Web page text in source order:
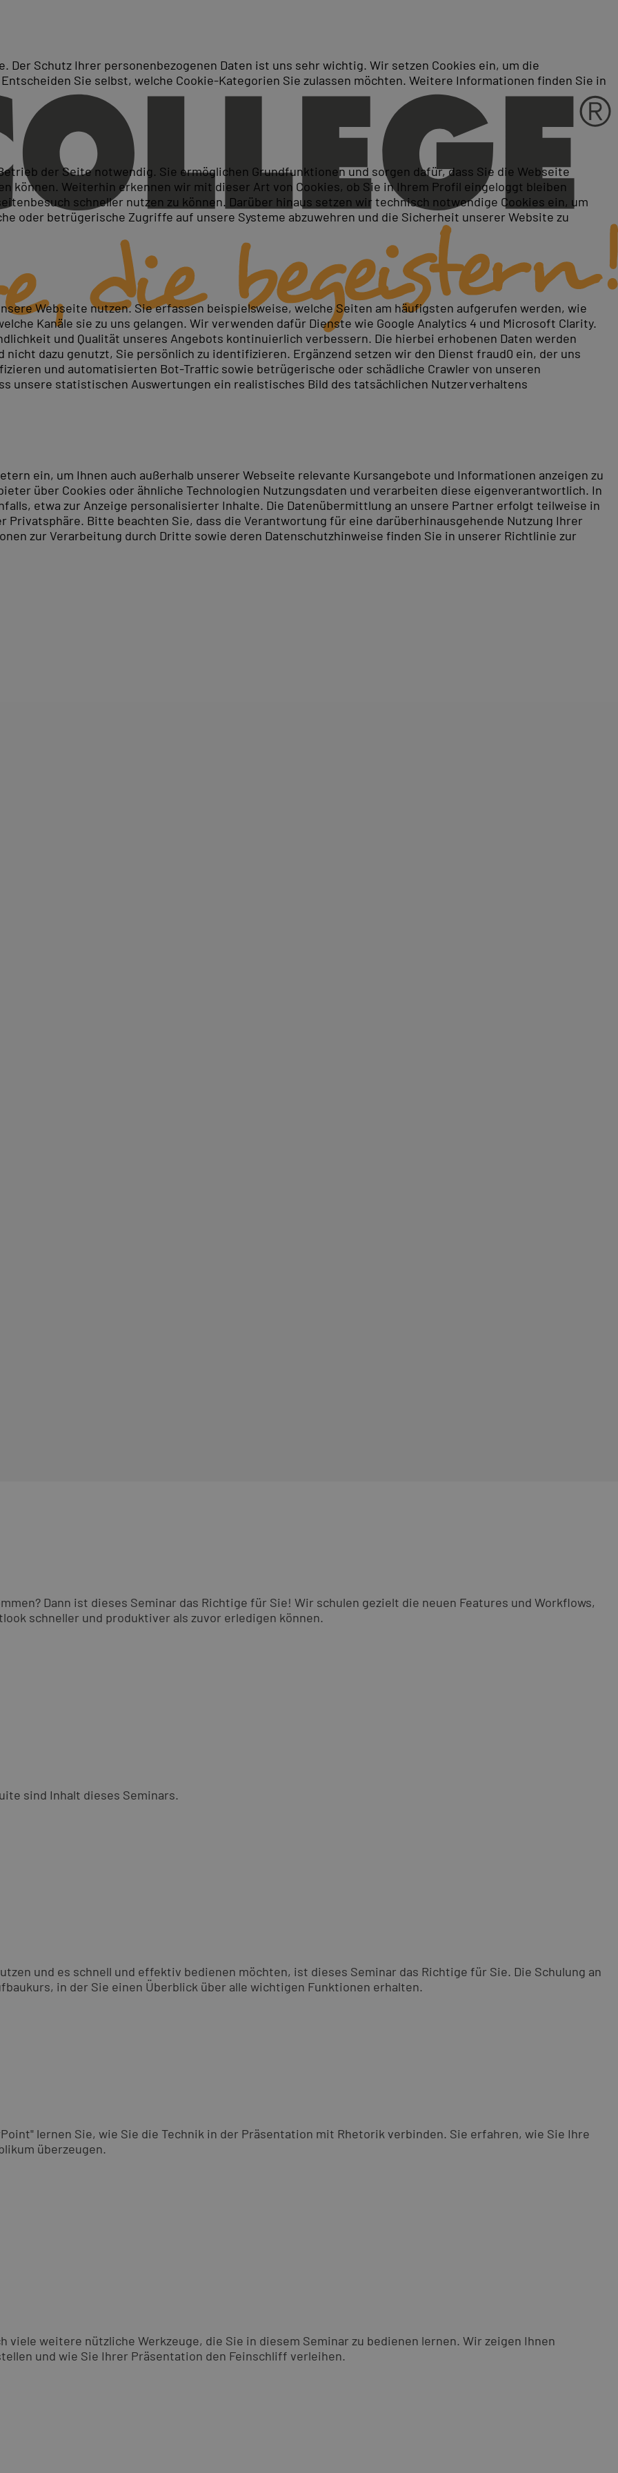
2016
und Fachkräfte auf unsere Erfahrung in der IT-Weiterbildung.
die zuvor noch nicht mit PowerPoint gearbeitet haben. Wir geben Ihnen einen grundlegenden Einblick in
einsetzen, lernen Sie in dem Seminar "PowerPoint - Aufbaukurs". Sie arbeiten mit dem Folienmaster und
Unsere Dozenten zeigen Ihnen außerdem nützliche Tipps und Tricks.
Dann ist dieses Seminar das Richtige für Sie! Wir schulen gezielt die neuen Features und Workflows,
schneller und produktiver als zuvor erledigen können.
sind Inhalt dieses Seminars.
und es schnell und effektiv bedienen möchten, ist dieses Seminar das Richtige für Sie. Die Schulung an
in der Sie einen Überblick über alle wichtigen Funktionen erhalten.
lernen Sie, wie Sie die Technik in der Präsentation mit Rhetorik verbinden. Sie erfahren, wie Sie Ihre
überzeugen.
weitere nützliche Werkzeuge, die Sie in diesem Seminar zu bedienen lernen. Wir zeigen Ihnen
und wie Sie Ihrer Präsentation den Feinschliff verleihen.
Der Schutz Ihrer personenbezogenen Daten ist uns sehr wichtig. Wir setzen Cookies ein, um die
Sie selbst, welche Cookie-Kategorien Sie zulassen möchten. Weitere Informationen finden Sie in
der Seite notwendig. Sie ermöglichen Grundfunktionen und sorgen dafür, dass Sie die Webseite
können. Weiterhin erkennen wir mit dieser Art von Cookies, ob Sie in Ihrem Profil eingeloggt bleiben
schneller nutzen zu können. Darüber hinaus setzen wir technisch notwendige Cookies ein, um
oder betrügerische Zugriffe auf unsere Systeme abzuwehren und die Sicherheit unserer Website zu
Webseite nutzen. Sie erfassen beispielsweise, welche Seiten am häufigsten aufgerufen werden, wie
Kanäle sie zu uns gelangen. Wir verwenden dafür Dienste wie Google Analytics 4 und Microsoft Clarity.
und Qualität unseres Angebots kontinuierlich verbessern. Die hierbei erhobenen Daten werden
dazu genutzt, Sie persönlich zu identifizieren. Ergänzend setzen wir den Dienst fraud0 ein, der uns
und automatisierten Bot-Traffic sowie betrügerische oder schädliche Crawler von unseren
unsere statistischen Auswertungen ein realistisches Bild des tatsächlichen Nutzerverhaltens
ein, um Ihnen auch außerhalb unserer Webseite relevante Kursangebote und Informationen anzeigen zu
über Cookies oder ähnliche Technologien Nutzungsdaten und verarbeiten diese eigenverantwortlich. In
etwa zur Anzeige personalisierter Inhalte. Die Datenübermittlung an unsere Partner erfolgt teilweise in
Privatsphäre. Bitte beachten Sie, dass die Verantwortung für eine darüberhinausgehende Nutzung Ihrer
zur Verarbeitung durch Dritte sowie deren Datenschutzhinweise finden Sie in unserer Richtlinie zur